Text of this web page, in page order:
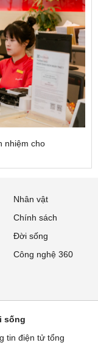
nhiệm cho
Nhân vật
Chính sách
Đời sống
Công nghệ 360
sống
tin điện tử tổng